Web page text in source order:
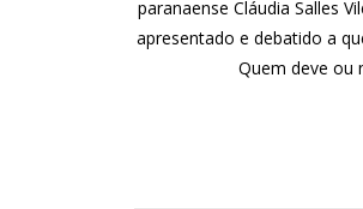
paranaense Cláudia Salles
apresentado e debatido a
Quem deve ou